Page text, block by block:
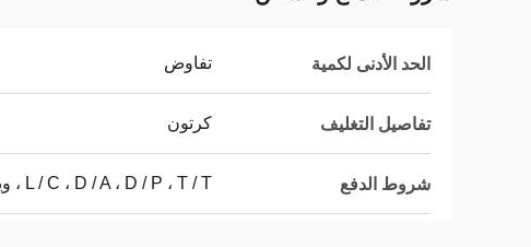
الحد الأدنى لكمية تفاوض
تفاصيل التغليف كرتون
شروط الدفع L / C ، D / A ، D / P ، T / T ، ويسترن يونيون